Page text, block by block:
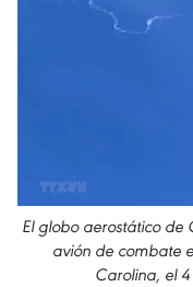
El globo aerostático de
avión de combate
Carolina, el